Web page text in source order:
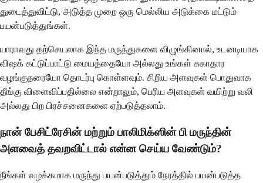
துடைத்துவிட்டு, அடுத்த முறை ஒரு மெல்லிய அடுக்கை மட்டும்
பயன்படுத்துங்கள்.
யாராவது தற்செயலாக இந்த மருந்துகளை விழுங்கினால், உடனடியாக
விஷக் கட்டுப்பாட்டு மையத்தையோ அல்லது உங்கள் சுகாதார
வழங்குநரையோ தொடர்பு கொள்ளவும். சிறிய அளவுகள் பொதுவாக
தீங்கு விளைவிப்பதில்லை என்றாலும், பெரிய அளவுகள் வயிற்று வலி
அல்லது பிற பிரச்சனைகளை ஏற்படுத்தலாம்.
நான் பேசிட்ரேசின் மற்றும் பாலிமிக்ஸின் பி மருந்தின்
அளவைத் தவறவிட்டால் என்ன செய்ய வேண்டும்?
நீங்கள் வழக்கமாக மருந்து பயன்படுத்தும் நேரத்தில் பயன்படுத்த